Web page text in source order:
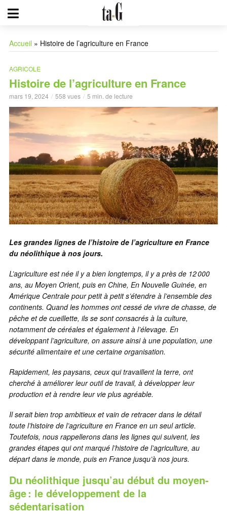
Accueil » Histoire de l’agriculture en France
AGRICOLE
Histoire de l’agriculture en France
mars 19, 2024 558 vues 5 min. de lecture
Les grandes lignes de l’histoire de l’agriculture en France
du néolithique à nos jours.
L’agriculture est née il y a bien longtemps, il y a près de 12 000
ans, au Moyen Orient, puis en Chine, En Nouvelle Guinée, en
Amérique Centrale pour petit à petit s’étendre à l’ensemble des
continents. Quand les hommes ont cessé de vivre de chasse, de
pêche et de cueillette, ils se sont consacrés à la culture,
notamment de céréales et également à l’élevage. En
développant l’agriculture, on assure ainsi à une population, une
sécurité alimentaire et une certaine organisation.
Rapidement, les paysans, ceux qui travaillent la terre, ont
cherché à améliorer leur outil de travail, à développer leur
production et à rendre leur vie plus agréable.
Il serait bien trop ambitieux et vain de retracer dans le détail
toute l’histoire de l’agriculture en France en un seul article.
Toutefois, nous rappellerons dans les lignes qui suivent, les
grandes étapes qui ont marqué l’histoire de l’agriculture, au
départ dans le monde, puis en France jusqu’à nos jours.
Du néolithique jusqu’au début du moyen-
âge : le développement de la
sédentarisation